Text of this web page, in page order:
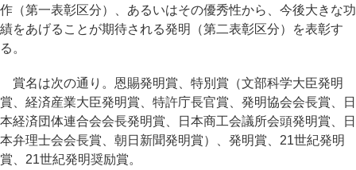
作（第一表彰区分）、あるいはその優秀性から、今後大きな功
績をあげることが期待される発明（第二表彰区分）を表彰す
る。
賞名は次の通り。恩賜発明賞、特別賞（文部科学大臣発明
賞、経済産業大臣発明賞、特許庁長官賞、発明協会会長賞、日
本経済団体連合会会長発明賞、日本商工会議所会頭発明賞、日
本弁理士会会長賞、朝日新聞発明賞）、発明賞、21世紀発明
賞、21世紀発明奨励賞。